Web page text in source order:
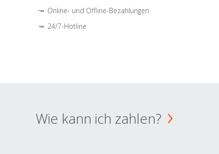
Online- und Offline-Bezahlungen
24/7-Hotline
Wie kann ich zahlen?